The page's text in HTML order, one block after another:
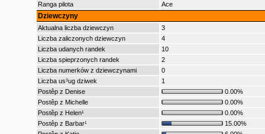
Ranga pilota
Ace
Dziewczyny
Aktualna liczba dziewczyn
3
Liczba zaliczonych dziewczyn
4
Liczba udanych randek
10
Liczba spieprzonych randek
2
Liczba numerków z dziewczynami
0
Liczba us³ug dziwek
1
Postêp z Denise
0.00%
Postêp z Michelle
0.00%
Postêp z Helen¹
0.00%
Postêp z Barbar¹
15.00%